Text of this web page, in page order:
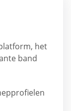
het
band